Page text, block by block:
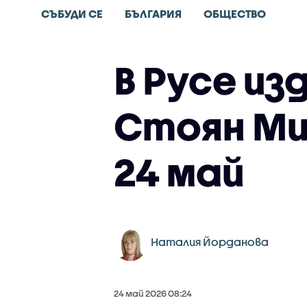
СЪБУДИ СЕ БЪЛГАРИЯ ОБЩЕСТВО
В Русе
Стоян
24 май
Наталия Йорданова
24 май 2026 08:24